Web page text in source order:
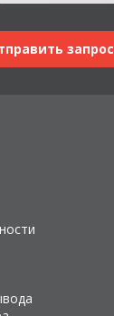
запрос